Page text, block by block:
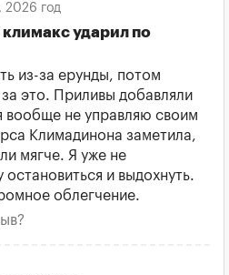
2026 год
ударил по
из-за ерунды, потом
это. Приливы добавляли
вообще не управляю своим
Климадинона заметила,
мягче. Я уже не
и выдохнуть.
облегчение.